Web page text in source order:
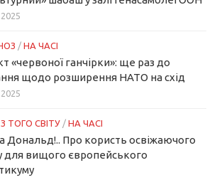
/ НА ЧАСІ
«червоної ганчірки»: ще раз до
щодо розширення НАТО на схід
З ТОГО СВІТУ / НА ЧАСІ
Дональд!.. Про користь освіжаючого
для вищого європейського